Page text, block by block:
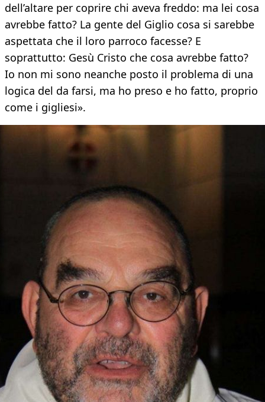
dell’altare per coprire chi aveva freddo: ma lei cosa
avrebbe fatto? La gente del Giglio cosa si sarebbe
aspettata che il loro parroco facesse? E
soprattutto: Gesù Cristo che cosa avrebbe fatto?
Io non mi sono neanche posto il problema di una
logica del da farsi, ma ho preso e ho fatto, proprio
come i gigliesi».